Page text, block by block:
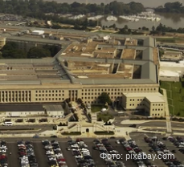
Фото: pixabay.com